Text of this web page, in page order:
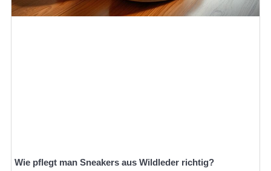
Wie pflegt man Sneakers aus Wildleder richtig?